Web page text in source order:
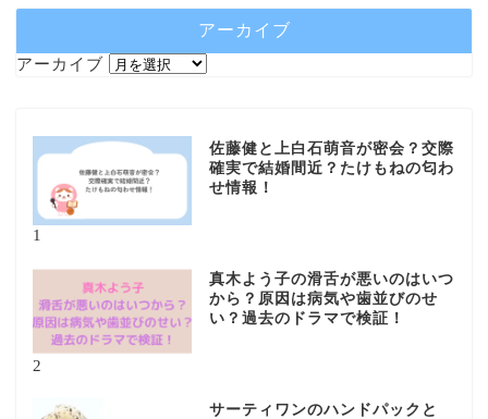
アーカイブ
アーカイブ
1
佐藤健と上白石萌音が密会？交際
確実で結婚間近？たけもねの匂わ
せ情報！
2
真木よう子の滑舌が悪いのはいつ
から？原因は病気や歯並びのせ
い？過去のドラマで検証！
サーティワンのハンドパックと